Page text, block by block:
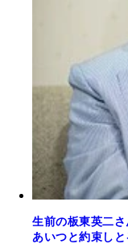
生前の板東英二
あいつと約束しと